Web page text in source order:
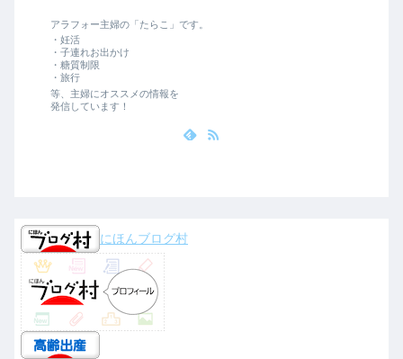
アラフォー主婦の「たらこ」です。
・妊活
・子連れお出かけ
・糖質制限
・旅行
等、主婦にオススメの情報を
発信しています！
にほんブログ村